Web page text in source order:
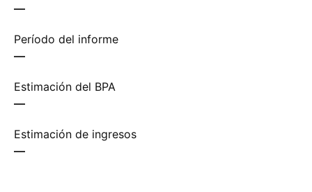
—
Período del informe
—
Estimación del BPA
—
Estimación de ingresos
—